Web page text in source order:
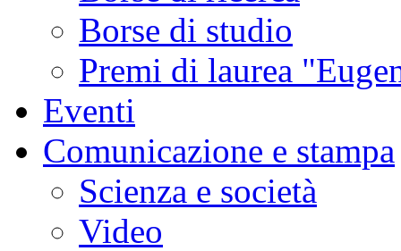
Borse di studio
Premi di laurea
Eventi
Comunicazione e stampa
Scienza e società
Video